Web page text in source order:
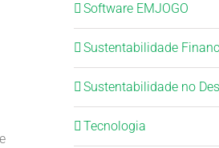
Software EMJOGO
Sustentabilidade
Sustentabilidade no
Tecnologia